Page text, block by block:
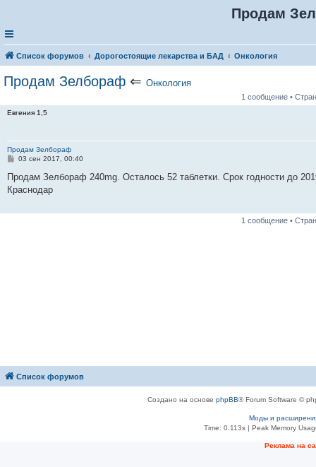
Продам
Список форумов Дорогостоящие лекарства и БАД Онкология
Продам Зелбораф ⇐ Онкология
1 сообщение •
Евгения 1,5
Продам Зелбораф
С
о
щ
03 сен 2017, 00:40
Продам Зелбораф 240mg. Осталось 52 таблетки. Срок годности до
Краснодар
1 сообщение •
Список форумов
Создано на основе phpBB® Forum Software ©
Моды и
Time: 0.113s | Peak Memory
Рeклама на